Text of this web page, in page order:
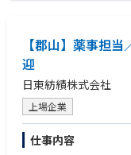
【郡山】薬事担
迎
日東紡績株式会社
上場企業
仕事内容